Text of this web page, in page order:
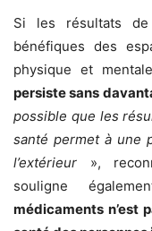
Si les résultats
bénéfiques des
physique et
persiste sans
possible que les
santé permet à une
l’extérieur »,
souligne
médicaments n’est